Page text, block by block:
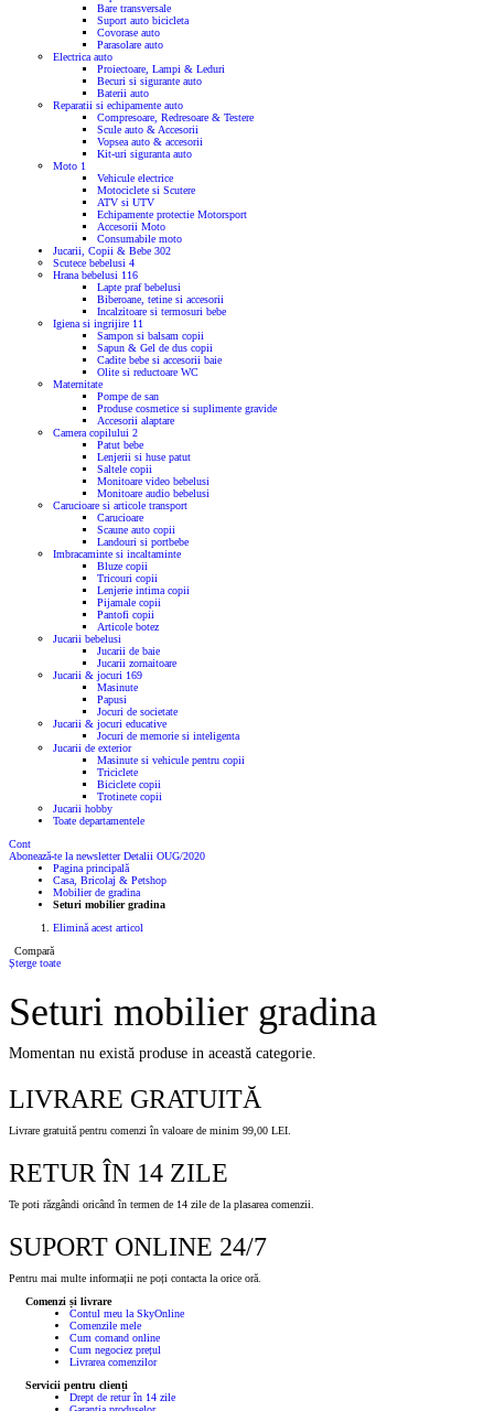
Bare transversale
Suport auto bicicleta
Covorase auto
Parasolare auto
Electrica auto
Proiectoare, Lampi & Leduri
Becuri si sigurante auto
Baterii auto
Reparatii si echipamente auto
Compresoare, Redresoare & Testere
Scule auto & Accesorii
Vopsea auto & accesorii
Kit-uri siguranta auto
Moto 1
Vehicule electrice
Motociclete si Scutere
ATV si UTV
Echipamente protectie Motorsport
Accesorii Moto
Consumabile moto
Jucarii, Copii & Bebe 302
Scutece bebelusi 4
Hrana bebelusi 116
Lapte praf bebelusi
Biberoane, tetine si accesorii
Incalzitoare si termosuri bebe
Igiena si ingrijire 11
Sampon si balsam copii
Sapun & Gel de dus copii
Cadite bebe si accesorii baie
Olite si reductoare WC
Maternitate
Pompe de san
Produse cosmetice si suplimente gravide
Accesorii alaptare
Camera copilului 2
Patut bebe
Lenjerii si huse patut
Saltele copii
Monitoare video bebelusi
Monitoare audio bebelusi
Carucioare si articole transport
Carucioare
Scaune auto copii
Landouri si portbebe
Imbracaminte si incaltaminte
Bluze copii
Tricouri copii
Lenjerie intima copii
Pijamale copii
Pantofi copii
Articole botez
Jucarii bebelusi
Jucarii de baie
Jucarii zornaitoare
Jucarii & jocuri 169
Masinute
Papusi
Jocuri de societate
Jucarii & jocuri educative
Jocuri de memorie si inteligenta
Jucarii de exterior
Masinute si vehicule pentru copii
Triciclete
Biciclete copii
Trotinete copii
Jucarii hobby
Toate departamentele
Cont
Abonează-te la newsletter Detalii OUG/2020
Pagina principală
Casa, Bricolaj & Petshop
Mobilier de gradina
Seturi mobilier gradina
Elimină acest articol
Compară
Șterge toate
Seturi mobilier gradina
Momentan nu există produse in această categorie.
LIVRARE GRATUITĂ
Livrare gratuită pentru comenzi în valoare de minim 99,00 LEI.
RETUR ÎN 14 ZILE
Te poti răzgândi oricând în termen de 14 zile de la plasarea comenzii.
SUPORT ONLINE 24/7
Pentru mai multe informații ne poți contacta la orice oră.
Comenzi și livrare
Contul meu la SkyOnline
Comenzile mele
Cum comand online
Cum negociez prețul
Livrarea comenzilor
Servicii pentru clienți
Drept de retur în 14 zile